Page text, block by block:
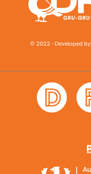
© 2022 - Developed by